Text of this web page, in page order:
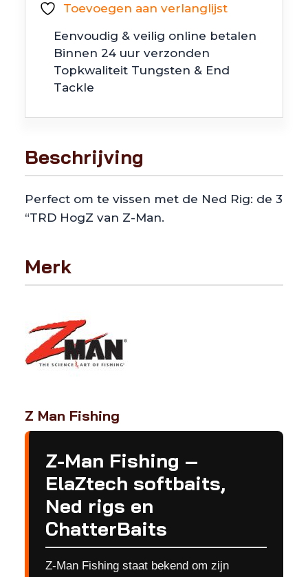
Toevoegen aan verlanglijst
Eenvoudig & veilig online betalen
Binnen 24 uur verzonden
Topkwaliteit Tungsten & End
Tackle
Beschrijving
Perfect om te vissen met de Ned Rig: de 3
“TRD HogZ van Z-Man.
Merk
Z Man Fishing
Z-Man Fishing –
ElaZtech softbaits,
Ned rigs en
ChatterBaits
Z-Man Fishing staat bekend om zijn